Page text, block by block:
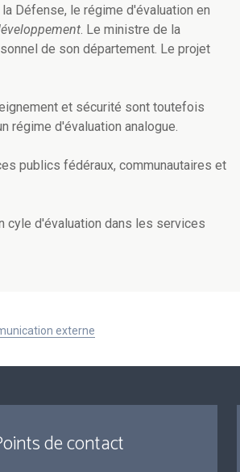
Défense, le régime d'évaluation en
. Le ministre de la
de son département. Le projet
et sécurité sont toutefois
régime d'évaluation analogue.
publics fédéraux, communautaires et
cyle d'évaluation dans les services
externe
de contact